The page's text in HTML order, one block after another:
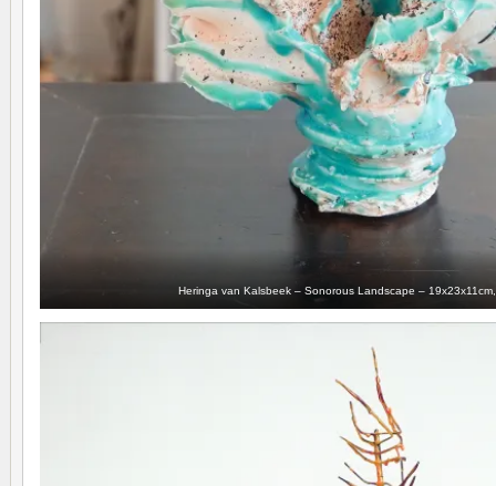
Heringa van Kalsbeek – Sonorous Landscape –